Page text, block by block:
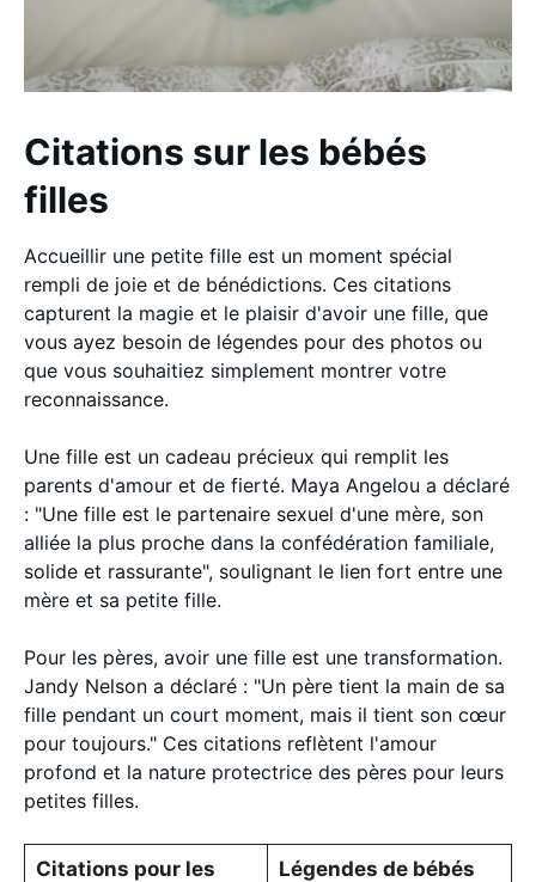
Citations sur les bébés
filles
Accueillir une petite fille est un moment spécial
rempli de joie et de bénédictions. Ces citations
capturent la magie et le plaisir d'avoir une fille, que
vous ayez besoin de légendes pour des photos ou
que vous souhaitiez simplement montrer votre
reconnaissance.
Une fille est un cadeau précieux qui remplit les
parents d'amour et de fierté. Maya Angelou a déclaré
: "Une fille est le partenaire sexuel d'une mère, son
alliée la plus proche dans la confédération familiale,
solide et rassurante", soulignant le lien fort entre une
mère et sa petite fille.
Pour les pères, avoir une fille est une transformation.
Jandy Nelson a déclaré : "Un père tient la main de sa
fille pendant un court moment, mais il tient son cœur
pour toujours." Ces citations reflètent l'amour
profond et la nature protectrice des pères pour leurs
petites filles.
Citations pour les
Légendes de bébés